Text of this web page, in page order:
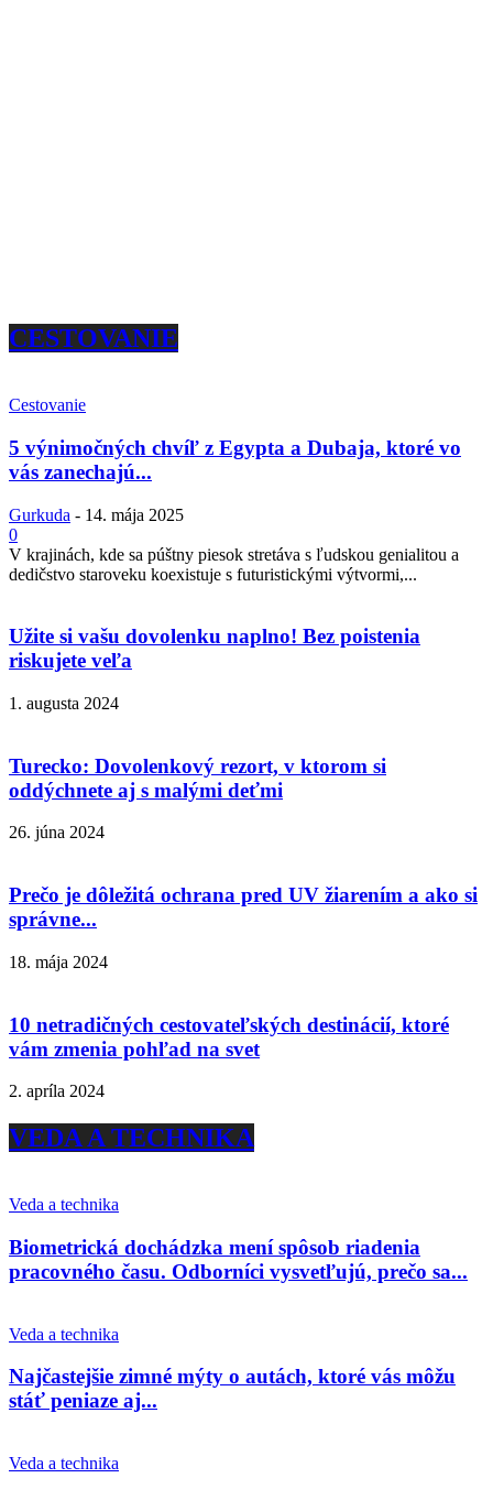
CESTOVANIE
Cestovanie
5 výnimočných chvíľ z Egypta a Dubaja, ktoré vo
vás zanechajú...
Gurkuda - 14. mája 2025
0
V krajinách, kde sa púštny piesok stretáva s ľudskou genialitou a
dedičstvo staroveku koexistuje s futuristickými výtvormi,...
Užite si vašu dovolenku naplno! Bez poistenia
riskujete veľa
1. augusta 2024
Turecko: Dovolenkový rezort, v ktorom si
oddýchnete aj s malými deťmi
26. júna 2024
Prečo je dôležitá ochrana pred UV žiarením a ako si
správne...
18. mája 2024
10 netradičných cestovateľských destinácií, ktoré
vám zmenia pohľad na svet
2. apríla 2024
VEDA A TECHNIKA
Veda a technika
Biometrická dochádzka mení spôsob riadenia
pracovného času. Odborníci vysvetľujú, prečo sa...
Veda a technika
Najčastejšie zimné mýty o autách, ktoré vás môžu
stáť peniaze aj...
Veda a technika